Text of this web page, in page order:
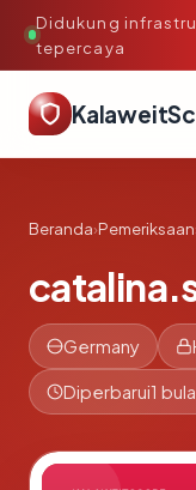
Didukung
tepercaya
Beranda›Pemeriksaan
Germany
Diperbarui1